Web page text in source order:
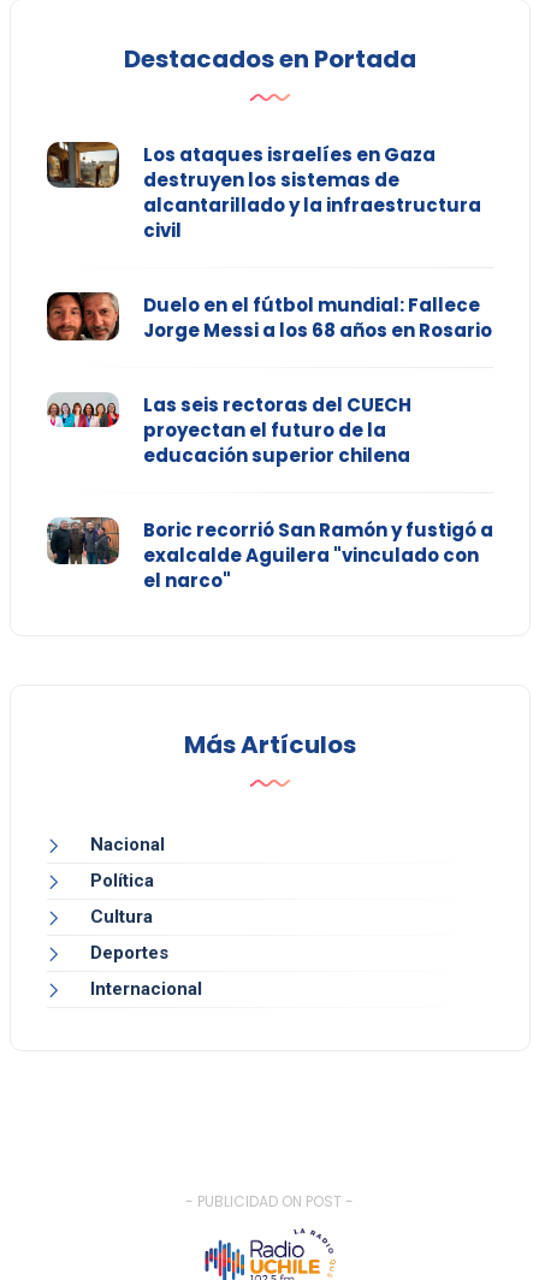
Destacados en Portada
Los ataques israelíes en Gaza
destruyen los sistemas de
alcantarillado y la infraestructura
civil
Duelo en el fútbol mundial: Fallece
Jorge Messi a los 68 años en Rosario
Las seis rectoras del CUECH
proyectan el futuro de la
educación superior chilena
Boric recorrió San Ramón y fustigó a
exalcalde Aguilera "vinculado con
el narco"
Más Artículos
Nacional
Política
Cultura
Deportes
Internacional
- PUBLICIDAD ON POST -